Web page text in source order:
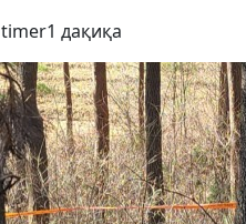
timer1 дақиқа